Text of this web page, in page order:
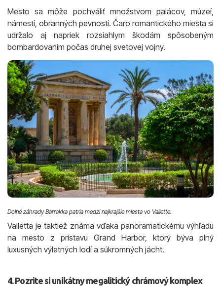
Mesto sa môže pochváliť množstvom palácov, múzeí,
námestí, obranných pevností. Čaro romantického miesta si
udržalo aj napriek rozsiahlym škodám spôsobeným
bombardovaním počas druhej svetovej vojny.
Dolné záhrady Barrakka patria medzi najkrajšie miesta vo Vallette.
Valletta je taktiež známa vďaka panoramatickému výhľadu
na mesto z prístavu Grand Harbor, ktorý býva plný
luxusných výletných lodí a súkromných jácht.
4. Pozrite si unikátny megalitický chrámový komplex